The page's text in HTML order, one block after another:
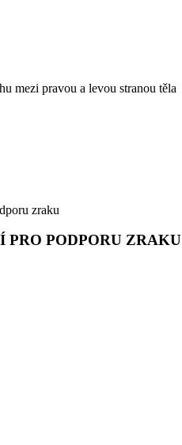
mezi pravou a levou stranou těla
zraku
PRO PODPORU ZRAKU